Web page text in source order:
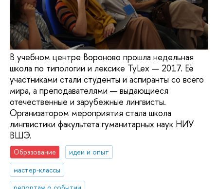
В учебном центре Вороново прошла недельная
школа по типологии и лексике TyLex — 2017. Её
участниками стали студенты и аспиранты со всего
мира, а преподавателями — выдающиеся
отечественные и зарубежные лингвисты.
Организатором мероприятия стала школа
лингвистики факультета гуманитарных наук НИУ
ВШЭ.
Образование
идеи и опыт
мастер-классы